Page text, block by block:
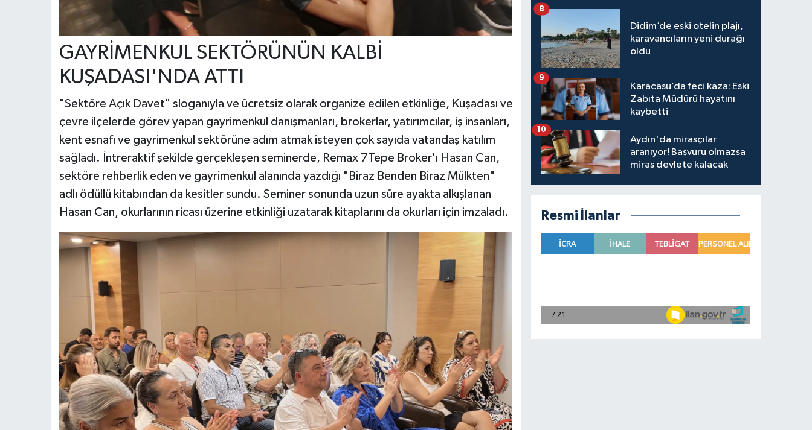
GAYRİMENKUL SEKTÖRÜNÜN KALBİ
KUŞADASI'NDA ATTI
"Sektöre Açık Davet" sloganıyla ve ücretsiz olarak organize edilen etkinliğe, Kuşadası ve
çevre ilçelerde görev yapan gayrimenkul danışmanları, brokerlar, yatırımcılar, iş insanları,
kent esnafı ve gayrimenkul sektörüne adım atmak isteyen çok sayıda vatandaş katılım
sağladı. İntreraktif şekilde gerçekleşen seminerde, Remax 7Tepe Broker'ı Hasan Can,
sektöre rehberlik eden ve gayrimenkul alanında yazdığı "Biraz Benden Biraz Mülkten"
adlı ödüllü kitabından da kesitler sundu. Seminer sonunda uzun süre ayakta alkışlanan
Hasan Can, okurlarının ricası üzerine etkinliği uzatarak kitaplarını da okurları için imzaladı.
Didim’de eski otelin plajı,
karavancıların yeni durağı
oldu
8
Karacasu’da feci kaza: Eski
Zabıta Müdürü hayatını
kaybetti
9
Aydın'da mirasçılar
aranıyor! Başvuru olmazsa
miras devlete kalacak
10
Resmi İlanlar